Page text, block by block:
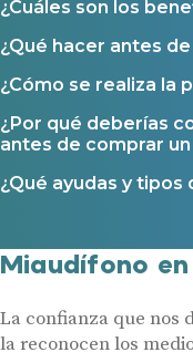
¿Cuáles son los
¿Qué hacer antes
¿Cómo se realiza la
¿Por qué deberías
antes de comprar
¿Qué ayudas y
Miaudífono
La confianza que nos
la reconocen los